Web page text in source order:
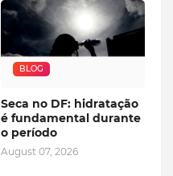
BLOG
Seca no DF: hidratação
é fundamental durante
o período
August 07, 2026